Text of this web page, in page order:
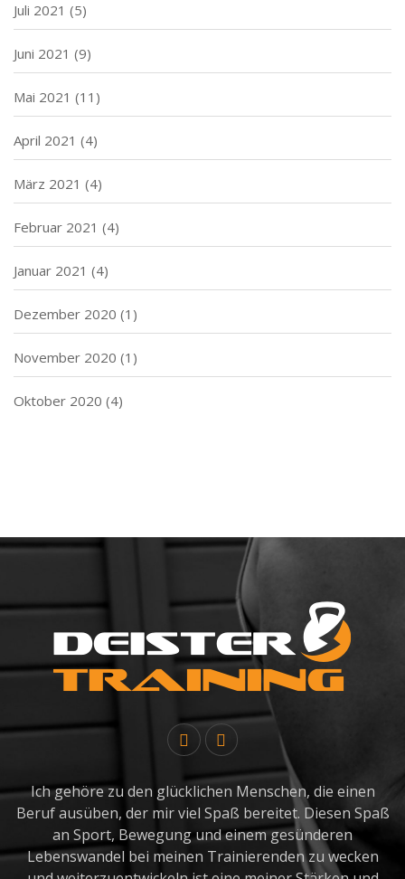
Juli 2021 (5)
Juni 2021 (9)
Mai 2021 (11)
April 2021 (4)
März 2021 (4)
Februar 2021 (4)
Januar 2021 (4)
Dezember 2020 (1)
November 2020 (1)
Oktober 2020 (4)
Ich gehöre zu den glücklichen Menschen, die einen
Beruf ausüben, der mir viel Spaß bereitet. Diesen Spaß
an Sport, Bewegung und einem gesünderen
Lebenswandel bei meinen Trainierenden zu wecken